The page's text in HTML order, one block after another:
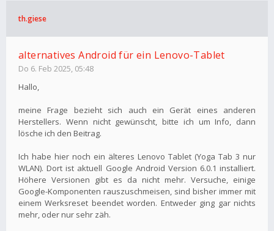
th.giese
alternatives Android für ein Lenovo-Tablet
Do 6. Feb 2025, 05:48
Hallo,
meine Frage bezieht sich auch ein Gerät eines anderen
Herstellers. Wenn nicht gewünscht, bitte ich um Info, dann
lösche ich den Beitrag.
Ich habe hier noch ein älteres Lenovo Tablet (Yoga Tab 3 nur
WLAN). Dort ist aktuell Google Android Version 6.0.1 installiert.
Höhere Versionen gibt es da nicht mehr. Versuche, einige
Google-Komponenten rauszuschmeisen, sind bisher immer mit
einem Werksreset beendet worden. Entweder ging gar nichts
mehr, oder nur sehr zäh.